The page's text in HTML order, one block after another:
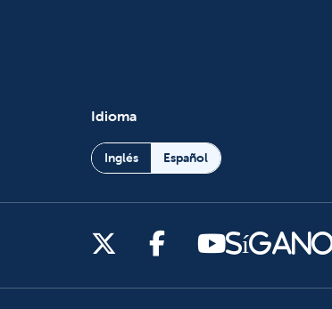
Idioma
Inglés Español
Síganos en X
Síganos en